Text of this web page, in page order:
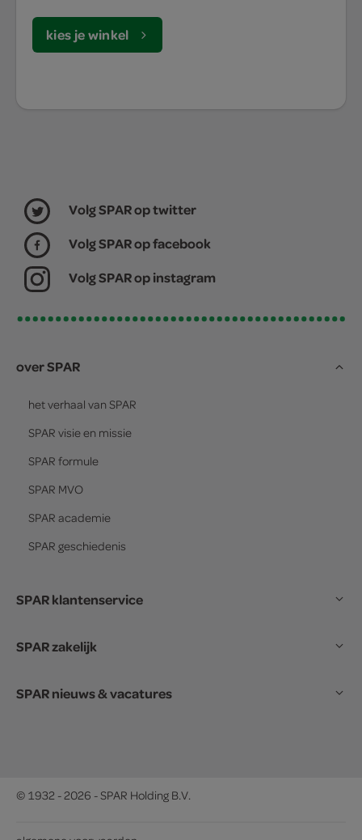
kies je winkel
Volg SPAR op twitter
Volg SPAR op facebook
Volg SPAR op instagram
over SPAR
het verhaal van SPAR
SPAR visie en missie
SPAR formule
SPAR MVO
SPAR academie
SPAR geschiedenis
SPAR klantenservice
SPAR zakelijk
SPAR nieuws & vacatures
© 1932 - 2026 - SPAR Holding B.V.